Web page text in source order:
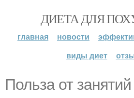
ДИЕТА ДЛЯ
главная новости
виды диет
Польза от занятий